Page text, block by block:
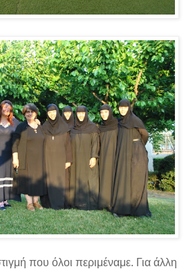
που όλοι περιμέναμε. Για άλλη